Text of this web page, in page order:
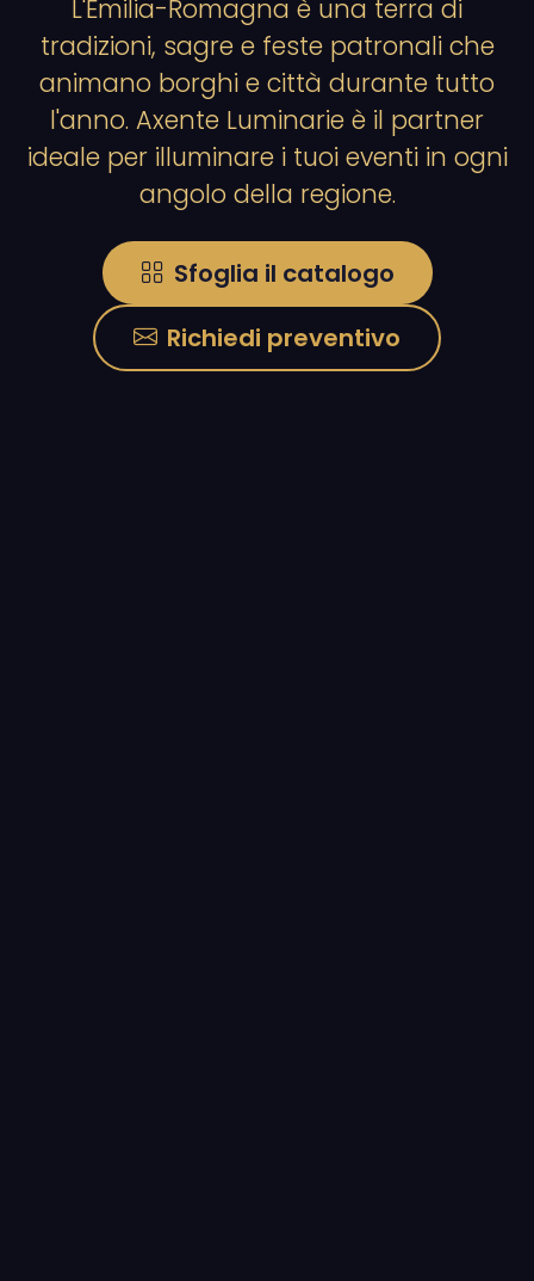
L'Emilia-Romagna è una terra di
tradizioni, sagre e feste patronali che
animano borghi e città durante tutto
l'anno. Axente Luminarie è il partner
ideale per illuminare i tuoi eventi in ogni
angolo della regione.
Sfoglia il catalogo
Richiedi preventivo